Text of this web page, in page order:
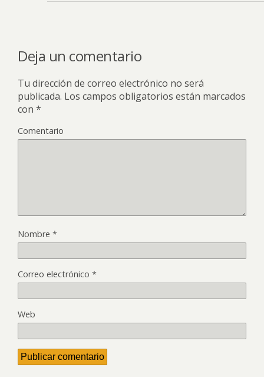
Deja un comentario
Tu dirección de correo electrónico no será
publicada. Los campos obligatorios están marcados
con *
Comentario
Nombre *
Correo electrónico *
Web